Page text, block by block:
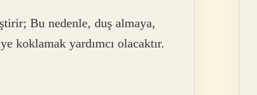
Bu nedenle, duş almaya,
koklamak yardımcı olacaktır.